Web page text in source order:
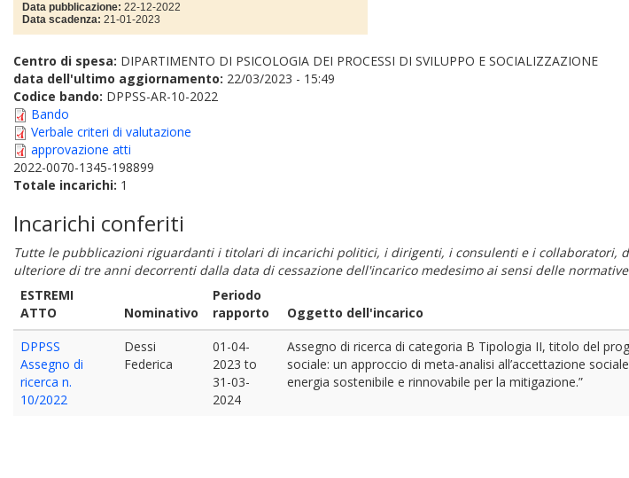
Data pubblicazione: 22-12-2022
Data scadenza: 21-01-2023
Centro di spesa: DIPARTIMENTO DI PSICOLOGIA DEI PROCESSI DI SVILUPPO E SOCIALIZZAZIONE
data dell'ultimo aggiornamento: 22/03/2023 - 15:49
Codice bando: DPPSS-AR-10-2022
Bando
Verbale criteri di valutazione
approvazione atti
2022-0070-1345-198899
Totale incarichi: 1
Incarichi conferiti
Tutte le pubblicazioni riguardanti i titolari di incarichi politici, i dirigenti, i consulenti e i
ulteriore di tre anni decorrenti dalla data di cessazione dell'incarico medesimo ai sensi delle
ESTREMI
ATTO
Nominativo
Periodo
rapporto
Oggetto dell'incarico
DPPSS
Assegno di
ricerca n.
10/2022
Dessi
Federica
01-04-
2023 to
31-03-
2024
Assegno di ricerca di categoria B Tipologia II, titolo del
sociale: un approccio di meta-analisi all’accettazione
energia sostenibile e rinnovabile per la mitigazione.”